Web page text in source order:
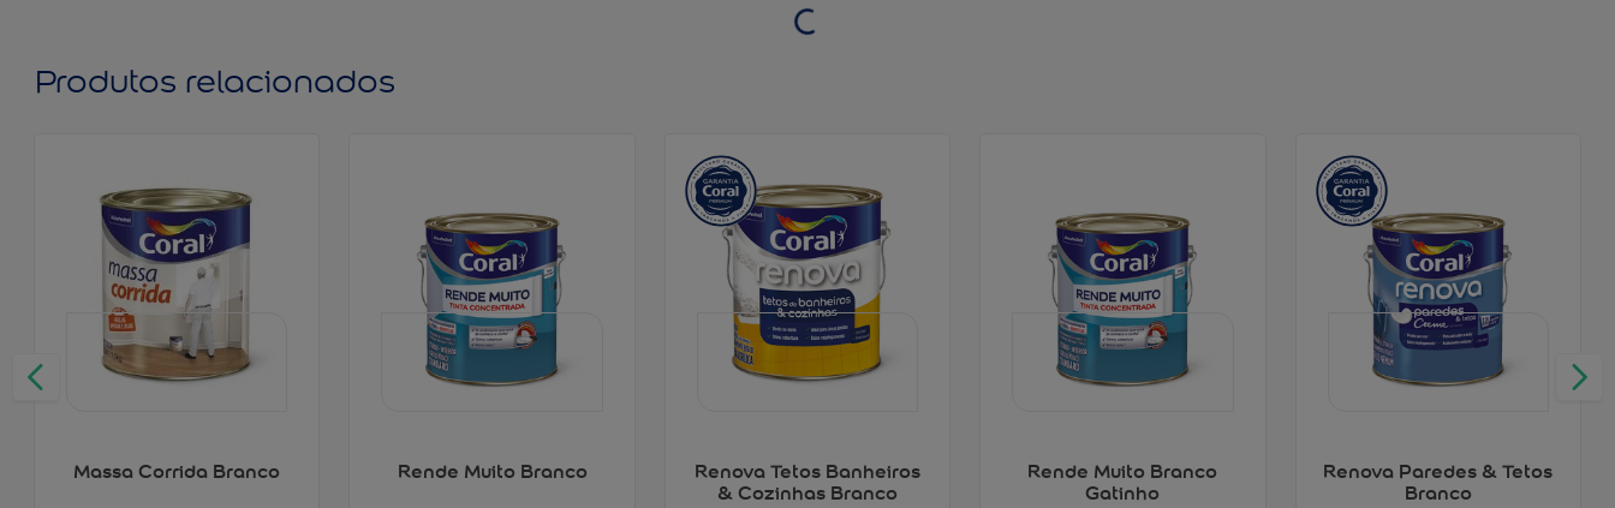
Produtos relacionados
Massa Corrida Branco Rende Muito Branco Renova Tetos Banheiros
& Cozinhas Branco
Rende Muito Branco
Gatinho
Renova Paredes & Tetos
Branco